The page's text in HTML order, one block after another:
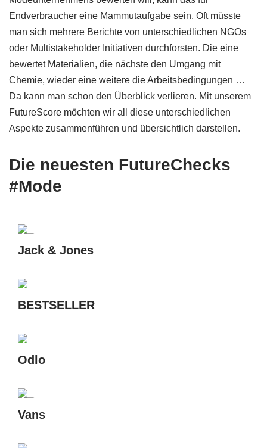
Endverbraucher eine Mammutaufgabe sein. Oft müsste
man sich mehrere Berichte von unterschiedlichen NGOs
oder Multistakeholder Initiativen durchforsten. Die eine
bewertet Materialien, die nächste den Umgang mit
Chemie, wieder eine weitere die Arbeitsbedingungen …
Da kann man schon den Überblick verlieren. Mit unserem
FutureScore möchten wir all diese unterschiedlichen
Aspekte zusammenführen und übersichtlich darstellen.
Die neuesten FutureChecks
#Mode
Jack & Jones
BESTSELLER
Odlo
Vans